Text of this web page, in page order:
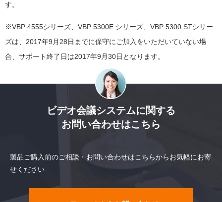
す。
※VBP 4555シリーズ、VBP 5300E シリーズ、VBP 5300 STシリー
ズは、2017年9月28日までに保守にご加入をいただいていない場
合、サポート終了日は2017年9月30日となります。
ビデオ会議システムに関する
お問い合わせはこちら
製品ご購入前のご相談・お問い合わせはこちらからお気軽にお寄
せください